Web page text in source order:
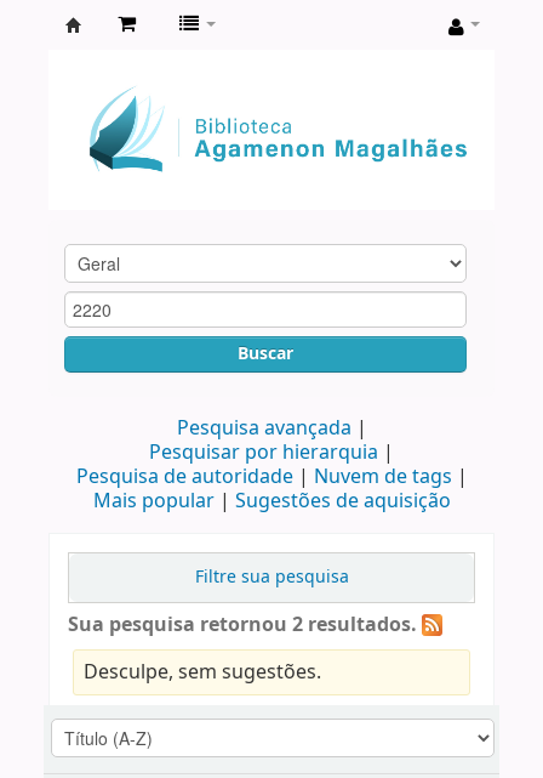
Agamenon
Magalhães
Buscar
Pesquisa avançada
Pesquisar por hierarquia
Pesquisa de autoridade
Nuvem de tags
Mais popular
Sugestões de aquisição
Filtre sua pesquisa
Sua pesquisa retornou 2 resultados.
Desculpe, sem sugestões.